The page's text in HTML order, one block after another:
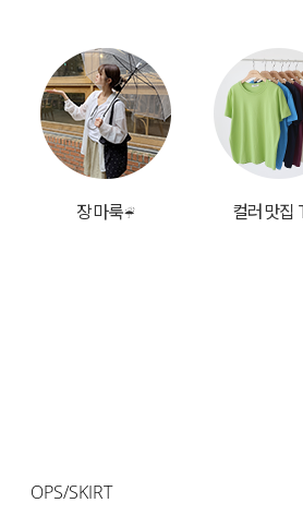
장마룩☔ 컬러맛집
OPS/SKIRT